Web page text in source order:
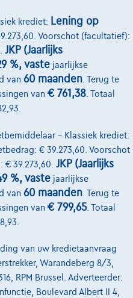
krediet: Lening op
Voorschot (facultatief):
JKP (Jaarlijks
%, vaste jaarlijkse
van 60 maanden . Terug te
van € 761,38 . Totaal
– Klassiek krediet:
€ 39.273,60. Voorschot
39.273,60. JKP (Jaarlijks
%, vaste jaarlijkse
van 60 maanden . Terug te
van € 799,65. Totaal
van uw kredietaanvraag
Warandeberg 8/3,
RPM Brussel. Adverteerder:
Boulevard Albert II 4,